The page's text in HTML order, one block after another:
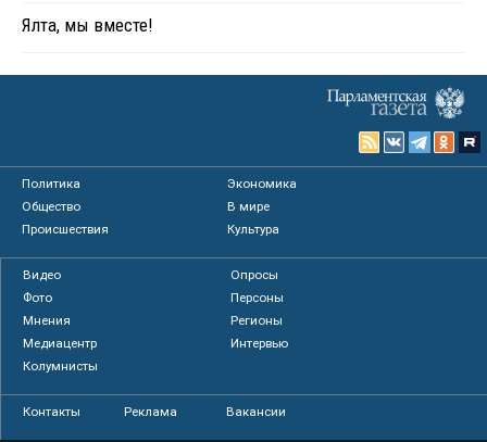
Ялта, мы вместе!
Политика
Экономика
Общество
В мире
Происшествия
Культура
Видео
Опросы
Фото
Персоны
Мнения
Регионы
Медиацентр
Интервью
Колумнисты
Контакты Реклама Вакансии